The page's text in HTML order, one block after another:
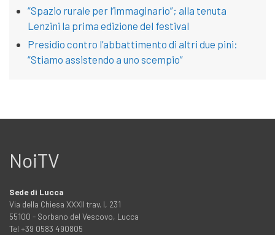
“Spazio rurale per l’immaginario”; alla tenuta
Lenzini la prima edizione del festival
Presidio contro l’abbattimento di altri due pini:
“Stiamo assistendo a uno scempio”
NoiTV
Sede di Lucca
Via della Chiesa XXXII trav. I, 231
55100 - Sorbano del Vescovo, Lucca
Tel +39 0583 490805